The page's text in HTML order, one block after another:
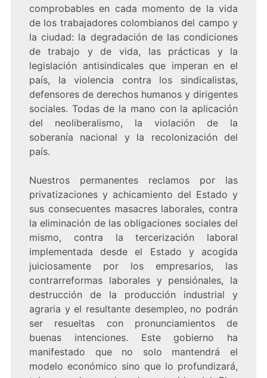
comprobables en cada momento de la vida
de los trabajadores colombianos del campo y
la ciudad: la degradación de las condiciones
de trabajo y de vida, las prácticas y la
legislación antisindicales que imperan en el
país, la violencia contra los sindicalistas,
defensores de derechos humanos y dirigentes
sociales. Todas de la mano con la aplicación
del neoliberalismo, la violación de la
soberanía nacional y la recolonización del
país.
Nuestros permanentes reclamos por las
privatizaciones y achicamiento del Estado y
sus consecuentes masacres laborales, contra
la eliminación de las obligaciones sociales del
mismo, contra la tercerización laboral
implementada desde el Estado y acogida
juiciosamente por los empresarios, las
contrarreformas laborales y pensiónales, la
destrucción de la producción industrial y
agraria y el resultante desempleo, no podrán
ser resueltas con pronunciamientos de
buenas intenciones. Este gobierno ha
manifestado que no solo mantendrá el
modelo económico sino que lo profundizará,